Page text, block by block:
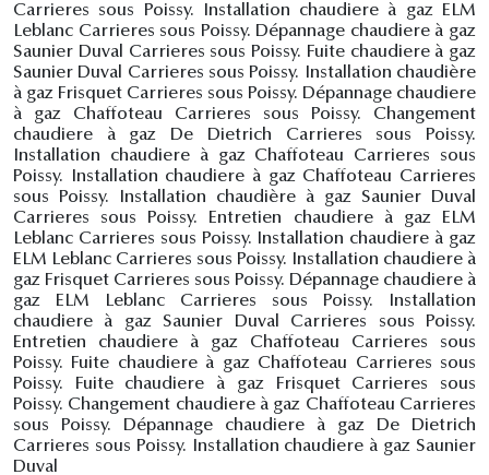
Carrieres sous Poissy. Installation chaudiere à gaz ELM
Leblanc Carrieres sous Poissy. Dépannage chaudiere à gaz
Saunier Duval Carrieres sous Poissy. Fuite chaudiere à gaz
Saunier Duval Carrieres sous Poissy. Installation chaudière
à gaz Frisquet Carrieres sous Poissy. Dépannage chaudiere
à gaz Chaffoteau Carrieres sous Poissy. Changement
chaudiere à gaz De Dietrich Carrieres sous Poissy.
Installation chaudiere à gaz Chaffoteau Carrieres sous
Poissy. Installation chaudiere à gaz Chaffoteau Carrieres
sous Poissy. Installation chaudière à gaz Saunier Duval
Carrieres sous Poissy. Entretien chaudiere à gaz ELM
Leblanc Carrieres sous Poissy. Installation chaudiere à gaz
ELM Leblanc Carrieres sous Poissy. Installation chaudiere à
gaz Frisquet Carrieres sous Poissy. Dépannage chaudiere à
gaz ELM Leblanc Carrieres sous Poissy. Installation
chaudiere à gaz Saunier Duval Carrieres sous Poissy.
Entretien chaudiere à gaz Chaffoteau Carrieres sous
Poissy. Fuite chaudiere à gaz Chaffoteau Carrieres sous
Poissy. Fuite chaudiere à gaz Frisquet Carrieres sous
Poissy. Changement chaudiere à gaz Chaffoteau Carrieres
sous Poissy. Dépannage chaudiere à gaz De Dietrich
Carrieres sous Poissy. Installation chaudiere à gaz Saunier
Duval